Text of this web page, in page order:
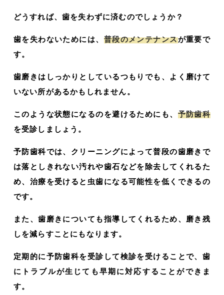
どうすれば、歯を失わずに済むのでしょうか？
歯を失わないためには、 普段のメンテナンスが重要で
す。
歯磨きはしっかりとしているつもりでも、よく磨けて
いない所があるかもしれません。
このような状態になるのを避けるためにも、 予防歯科
を受診しましょう。
予防歯科では、クリーニングによって普段の歯磨きで
は落としきれない汚れや歯石などを除去してくれるた
め、治療を受けると虫歯になる可能性を低くできるの
です。
また、歯磨きについても指導してくれるため、磨き残
しを減らすことにもなります。
定期的に予防歯科を受診して検診を受けることで、歯
にトラブルが生じても早期に対応することができま
す。